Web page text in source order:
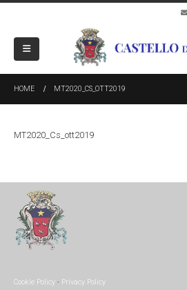
HOME MT2020_CS_OTT2019
MT2020_Cs_ott2019
Cookie Policy - Privacy Policy